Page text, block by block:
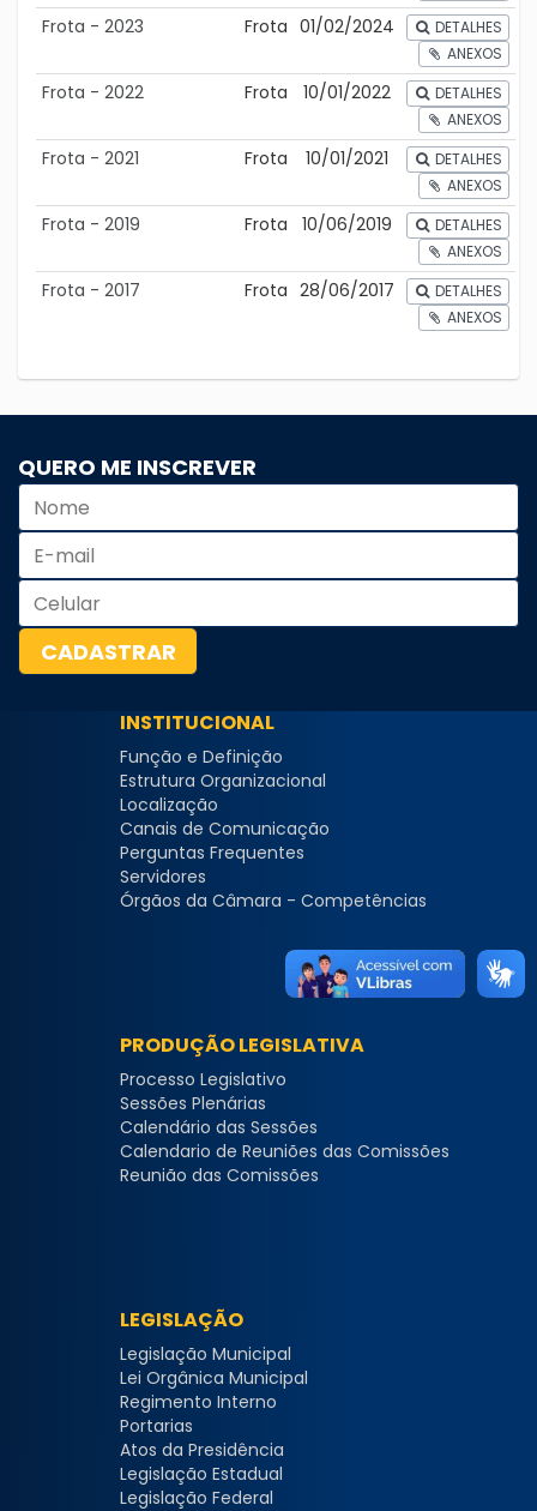
Frota - 2023 Frota 01/02/2024
DETALHES
ANEXOS
Frota - 2022 Frota 10/01/2022
DETALHES
ANEXOS
Frota - 2021 Frota 10/01/2021
DETALHES
ANEXOS
Frota - 2019 Frota 10/06/2019
DETALHES
ANEXOS
Frota - 2017 Frota 28/06/2017
DETALHES
ANEXOS
QUERO ME INSCREVER
INSTITUCIONAL
Função e Definição
Estrutura Organizacional
Localização
Canais de Comunicação
Perguntas Frequentes
Servidores
Órgãos da Câmara - Competências
PRODUÇÃO LEGISLATIVA
Processo Legislativo
Sessões Plenárias
Calendário das Sessões
Calendario de Reuniões das Comissões
Reunião das Comissões
LEGISLAÇÃO
Legislação Municipal
Lei Orgânica Municipal
Regimento Interno
Portarias
Atos da Presidência
Legislação Estadual
Legislação Federal